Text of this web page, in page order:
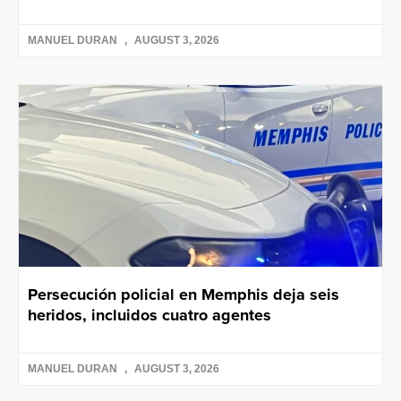
MANUEL DURAN AUGUST 3, 2026
Persecución policial en Memphis deja seis
heridos, incluidos cuatro agentes
MANUEL DURAN AUGUST 3, 2026